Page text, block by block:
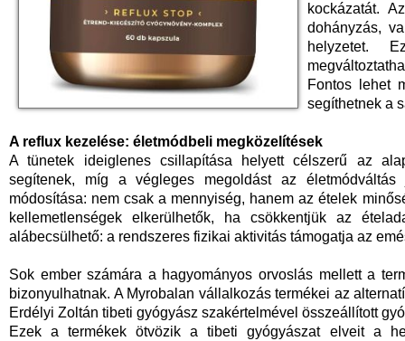
kockázatát.
dohányzás,
helyzetet.
Fontos lehet
segíthetnek a
A reflux kezelése: életmódbeli megközelítések
A tünetek ideiglenes csillapítása helyett célszerű az
segítenek, míg a végleges megoldást az
módosítása: nem csak a mennyiség, hanem az ételek
kellemetlenségek elkerülhetők, ha csökkentjük az
alábecsülhető: a rendszeres fizikai aktivitás támogatja az
Sok ember számára a hagyományos orvoslás mellett a
bizonyulhatnak. A Myrobalan vállalkozás termékei az
Erdélyi Zoltán tibeti gyógyász szakértelmével összeállított
Ezek a termékek ötvözik a tibeti gyógyászat elveit a